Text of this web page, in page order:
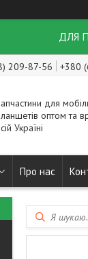
ДЛЯ
209-87-56 +380
для
оптом та
Україні
Про нас